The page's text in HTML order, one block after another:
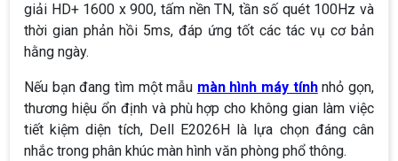
giải HD+ 1600 x 900, tấm nền TN, tần số quét 100Hz và
thời gian phản hồi 5ms, đáp ứng tốt các tác vụ cơ bản
hằng ngày.
Nếu bạn đang tìm một mẫu màn hình máy tínhnhỏ gọn,
thương hiệu ổn định và phù hợp cho không gian làm việc
tiết kiệm diện tích, Dell E2026H là lựa chọn đáng cân
nhắc trong phân khúc màn hình văn phòng phổ thông.